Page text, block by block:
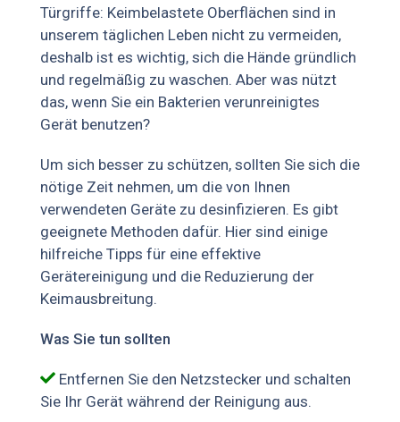
Türgriffe: Keimbelastete Oberflächen sind in
unserem täglichen Leben nicht zu vermeiden,
deshalb ist es wichtig, sich die Hände gründlich
und regelmäßig zu waschen. Aber was nützt
das, wenn Sie ein Bakterien verunreinigtes
Gerät benutzen?
Um sich besser zu schützen, sollten Sie sich die
nötige Zeit nehmen, um die von Ihnen
verwendeten Geräte zu desinfizieren. Es gibt
geeignete Methoden dafür. Hier sind einige
hilfreiche Tipps für eine effektive
Gerätereinigung und die Reduzierung der
Keimausbreitung.
Was Sie tun sollten
Entfernen Sie den Netzstecker und schalten
Sie Ihr Gerät während der Reinigung aus.